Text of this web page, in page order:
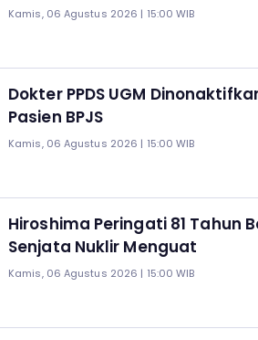
Kamis, 06 Agustus 2026 | 15:00 WIB
Dokter PPDS UGM
Pasien BPJS
Kamis, 06 Agustus 2026 | 15:00 WIB
Hiroshima Peringati 81 Tahun
Senjata Nuklir Menguat
Kamis, 06 Agustus 2026 | 15:00 WIB